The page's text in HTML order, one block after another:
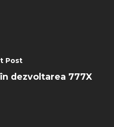
Post
dezvoltarea 777X